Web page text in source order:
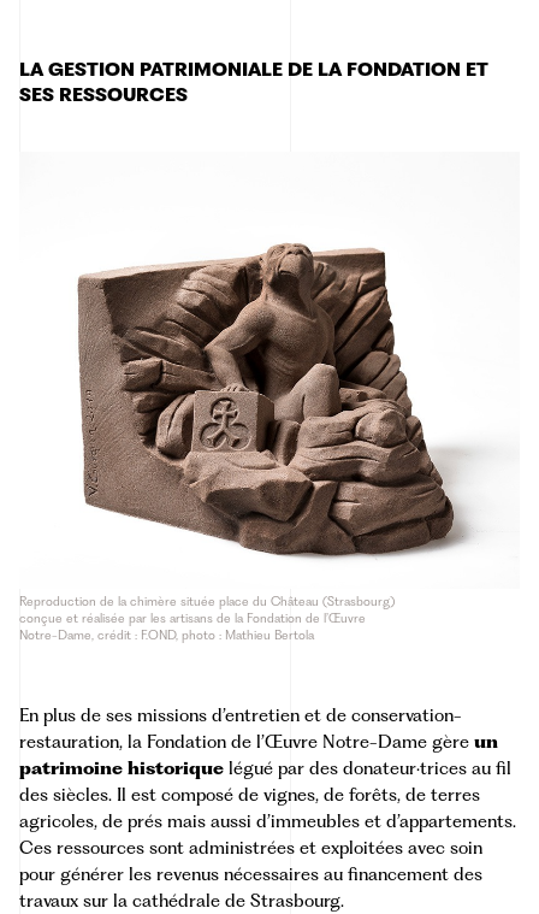
LA GESTION PATRIMONIALE DE LA FONDATION ET
SES RESSOURCES
Reproduction de la chimère située place du Château (Strasbourg)
conçue et réalisée par les artisans de la Fondation de l’Œuvre
Notre-Dame, crédit : F.OND, photo : Mathieu Bertola
En plus de ses missions d’entretien et de conservation-
restauration, la Fondation de l’Œuvre Notre-Dame gère un
patrimoine historique légué par des donateur·trices au fil
des siècles. Il est composé de vignes, de forêts, de terres
agricoles, de prés mais aussi d’immeubles et d’appartements.
Ces ressources sont administrées et exploitées avec soin
pour générer les revenus nécessaires au financement des
travaux sur la cathédrale de Strasbourg.